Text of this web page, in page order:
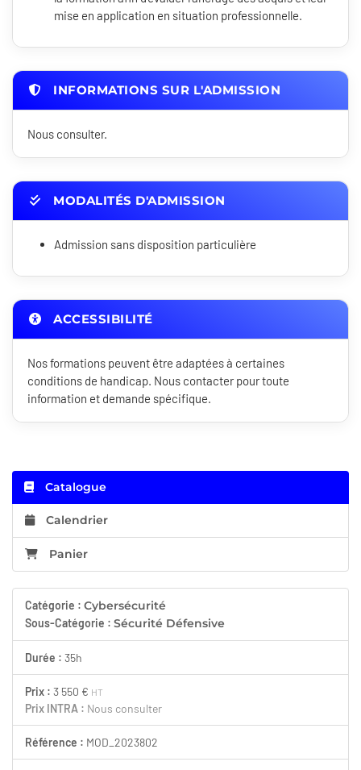
mise en application en situation professionnelle.
INFORMATIONS SUR L'ADMISSION
Nous consulter.
MODALITÉS D'ADMISSION
Admission sans disposition particulière
ACCESSIBILITÉ
Nos formations peuvent être adaptées à certaines
conditions de handicap. Nous contacter pour toute
information et demande spécifique.
Catalogue
Calendrier
Panier
Catégorie : Cybersécurité
Sous-Catégorie : Sécurité Défensive
Durée : 35h
Prix : 3 550 € HT
Prix INTRA : Nous consulter
Référence : MOD_2023802